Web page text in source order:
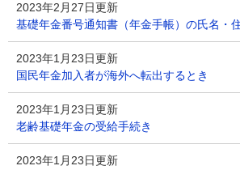
2023年2月27日更新
基礎年金番号通知書（年金手帳）の氏名・
2023年1月23日更新
国民年金加入者が海外へ転出するとき
2023年1月23日更新
老齢基礎年金の受給手続き
2023年1月23日更新